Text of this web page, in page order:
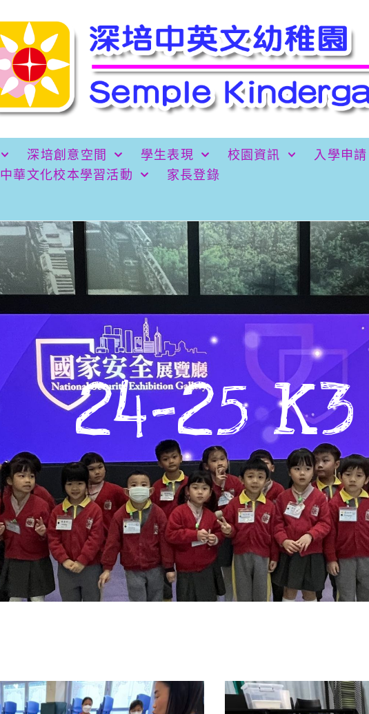
深培創意空間 學生表現 校園資訊
入學申請
中華文化校本學習活動 家長登錄
24-25 K3